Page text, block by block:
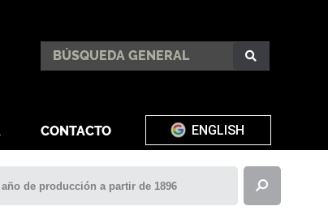
CONTACTO ENGLISH